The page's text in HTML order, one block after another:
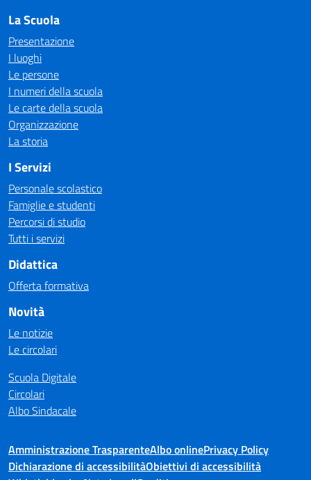
La Scuola
Presentazione
I luoghi
Le persone
I numeri della scuola
Le carte della scuola
Organizzazione
La storia
I Servizi
Personale scolastico
Famiglie e studenti
Percorsi di studio
Tutti i servizi
Didattica
Offerta formativa
Novità
Le notizie
Le circolari
Scuola Digitale
Circolari
Albo Sindacale
Amministrazione TrasparenteAlbo onlinePrivacy Policy
Dichiarazione di accessibilitàObiettivi di accessibilità